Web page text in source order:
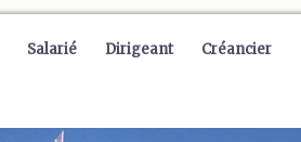
Salarié Dirigeant Créancier